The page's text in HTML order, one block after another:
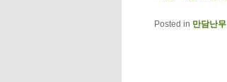
Posted in 만담난무